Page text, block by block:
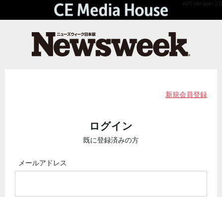
API Version 2.0
新規会員登録
ログイン
既に登録済みの方
メールアドレス